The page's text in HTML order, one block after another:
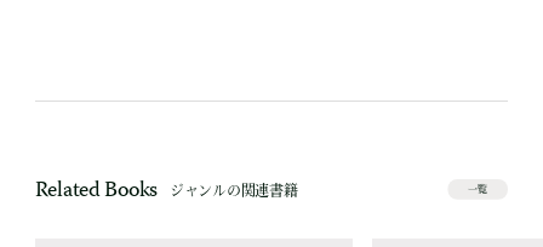
Related Books ジャンルの関連書籍 一覧